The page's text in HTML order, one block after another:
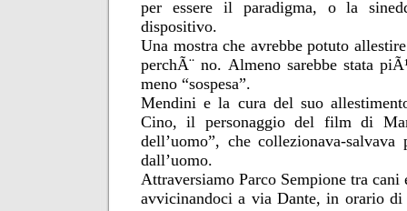
per essere il paradigma, o la
dispositivo.
Una mostra che avrebbe potuto
perchÃ¨ no. Almeno sarebbe stata
meno “sospesa”.
Mendini e la cura del suo
Cino, il personaggio del film di
dell’uomo”, che collezionava-salvava
dall’uomo.
Attraversiamo Parco Sempione tra
avvicinandoci a via Dante, in orario